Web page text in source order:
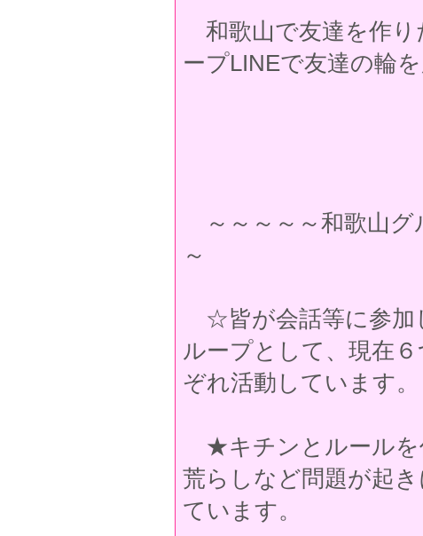
和歌山で友達を作り
ープLINEで友達の輪
～～～～～和歌山グ
～
☆皆が会話等に参加
ループとして、現在
ぞれ活動しています。
★キチンとルールを
荒らしなど問題が起
ています。